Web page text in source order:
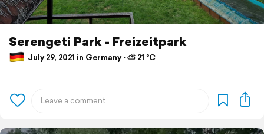
Serengeti Park - Freizeitpark
July 29, 2021 in Germany ⋅ ⛅ 21 °C